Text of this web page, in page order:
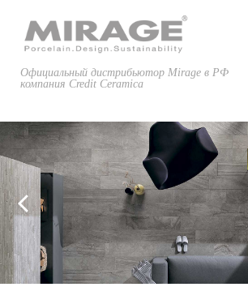
Официальный дистрибьютор Mirage в РФ
компания Credit Ceramica
TRIBOO